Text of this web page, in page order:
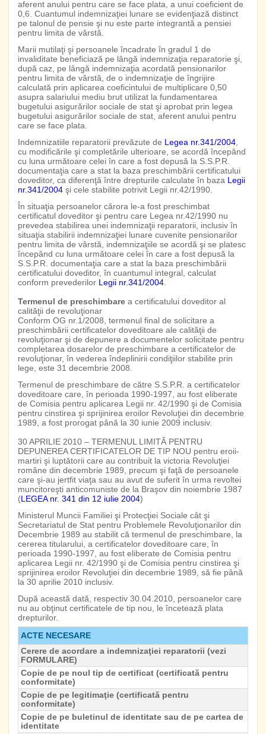
aferent anului pentru care se face plata, a unui coeficient de
0,6. Cuantumul indemnizaţiei lunare se evidenţiază distinct
pe talonul de pensie şi nu este parte integrantă a pensiei
pentru limita de vârstă.
Marii mutilaţi şi persoanele încadrate în gradul 1 de
invaliditate beneficiază pe lângă indemnizaţia reparatorie şi,
după caz, pe lângă indemnizaţia acordată pensionarilor
pentru limita de vârstă, de o indemnizaţie de îngrijire
calculată prin aplicarea coeficintului de multiplicare 0,50
asupra salariului mediu brut utilizat la fundamentarea
bugetului asigurărilor sociale de stat şi aprobat prin legea
bugetului asigurărilor sociale de stat, aferent anului pentru
care se face plata.
Indemnizatiile reparatorii prevăzute de Legea nr.341/2004,
cu modificările şi completările ulterioare, se acordă începând
cu luna următoare celei în care a fost depusă la S.S.P.R.
documentaţia care a stat la baza preschimbării certificatului
doveditor, ca diferenţă între drepturile calculate în baza Legii
nr.341/2004 şi cele stabilite potrivit Legii nr.42/1990.
În situaţia persoanelor cărora le-a fost preschimbat
certificatul doveditor şi pentru care Legea nr.42/1990 nu
prevedea stabilirea unei indemnizaţii reparatorii, inclusiv în
situaţia stabilirii indemnizaţiei lunare cuvenite pensionarilor
pentru limita de vârstă, indemnizaţiile se acordă şi se platesc
începând cu luna următoare celei în care a fost depusă la
S.S.P.R. documentaţia care a stat la baza preschimbării
certificatului doveditor, în cuantumul integral, calculat
conform prevederilor Legii nr.341/2004.
Termenul de preschimbare a certificatului doveditor al
calităţii de revoluţionar
Conform OG nr.1/2008, termenul final de solicitare a
preschimbării certificatelor doveditoare ale calităţii de
revoluţionar şi de depunere a documentelor solicitate pentru
completarea dosarelor de preschimbare a certificatelor de
revoluţionar, în vederea îndeplinirii condiţiilor stabilite prin
lege, este 31 decembrie 2008.
Termenul de preschimbare de către S.S.P.R. a certificatelor
doveditoare care, în perioada 1990-1997, au fost eliberate
de Comisia pentru aplicarea Legii nr. 42/1990 şi de Comisia
pentru cinstirea şi sprijinirea eroilor Revoluţiei din decembrie
1989, a fost prorogat până la 30 iunie 2009 inclusiv.
30 APRILIE 2010 – TERMENUL LIMITĂ PENTRU
DEPUNEREA CERTIFICATELOR DE TIP NOU pentru eroii-
martiri şi luptătorii care au contribuit la victoria Revoluţiei
române din decembrie 1989, precum şi faţă de persoanele
care şi-au jertfit viaţa sau au avut de suferit în urma revoltei
muncitoreşti anticomuniste de la Braşov din noiembrie 1987
(LEGEA nr. 341 din 12 iulie 2004)
Ministerul Muncii Familiei şi Protecţiei Sociale cât şi
Secretariatul de Stat pentru Problemele Revoluţionarilor din
Decembrie 1989 au stabilit că termenul de preschimbare, la
cererea titularului, a certificatelor doveditoare care, în
perioada 1990-1997, au fost eliberate de Comisia pentru
aplicarea Legii nr. 42/1990 şi de Comisia pentru cinstirea şi
sprijinirea eroilor Revoluţiei din decembrie 1989, să fie până
la 30 aprilie 2010 inclusiv.
După această dată, respectiv 30.04.2010, persoanelor care
nu au obţinut certificatele de tip nou, le încetează plata
drepturilor.
ACTE NECESARE
Cerere de acordare a indemnizaţiei reparatorii (vezi
FORMULARE)
Copie de pe noul tip de certificat (certificată pentru
conformitate)
Copie de pe legitimaţie (certificată pentru
conformitate)
Copie de pe buletinul de identitate sau de pe cartea de
identitate